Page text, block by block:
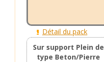
Détail du pack
Sur support Plein de
type Beton/Pierre